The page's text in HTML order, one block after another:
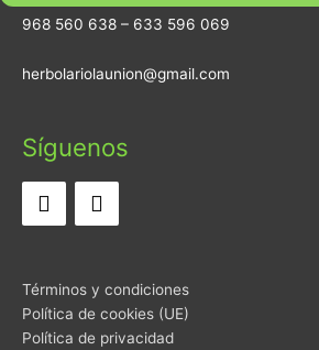
968 560 638 – 633 596 069
herbolariolaunion@gmail.com
Síguenos
Términos y condiciones
Política de cookies (UE)
Política de privacidad